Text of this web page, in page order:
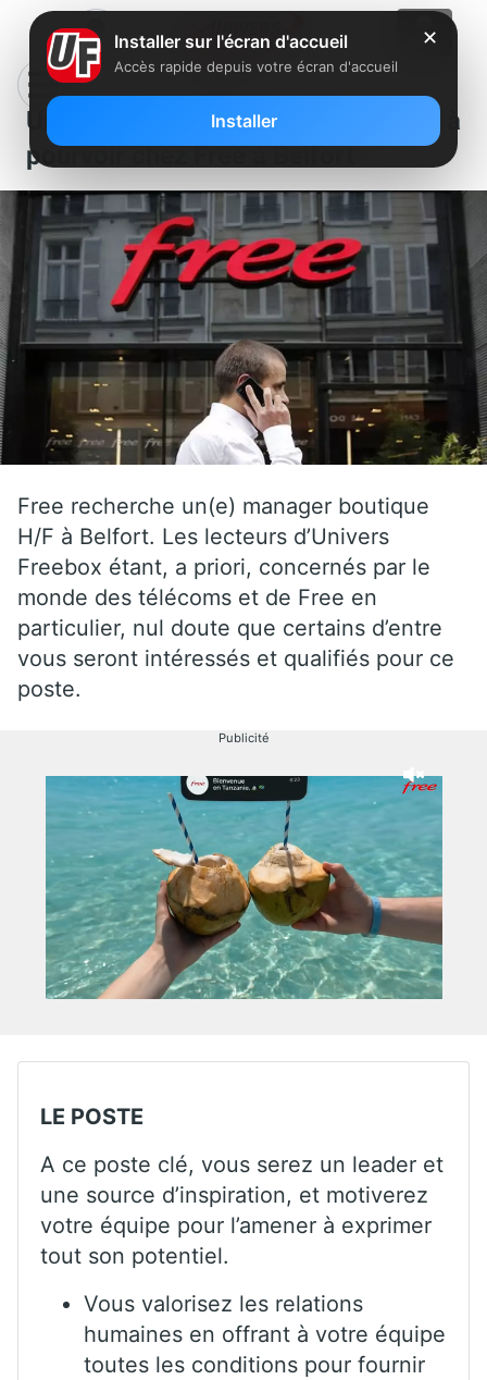
Un poste de manager boutique est à
pourvoir chez Free à Belfort
Free recherche un(e) manager boutique
H/F à Belfort. Les lecteurs d’Univers
Freebox étant, a priori, concernés par le
monde des télécoms et de Free en
particulier, nul doute que certains d’entre
vous seront intéressés et qualifiés pour ce
poste.
Publicité
LE POSTE
A ce poste clé, vous serez un leader et
une source d’inspiration, et motiverez
votre équipe pour l’amener à exprimer
tout son potentiel.
Vous valorisez les relations
humaines en offrant à votre équipe
toutes les conditions pour fournir
✕
Installer sur l'écran d'accueil
Accès rapide depuis votre écran d'accueil
Installer